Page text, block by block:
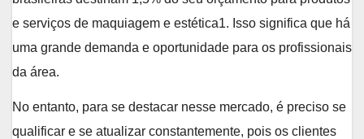
e serviços de maquiagem e estética1. Isso significa que há
uma grande demanda e oportunidade para os profissionais
da área.
No entanto, para se destacar nesse mercado, é preciso se
qualificar e se atualizar constantemente, pois os clientes